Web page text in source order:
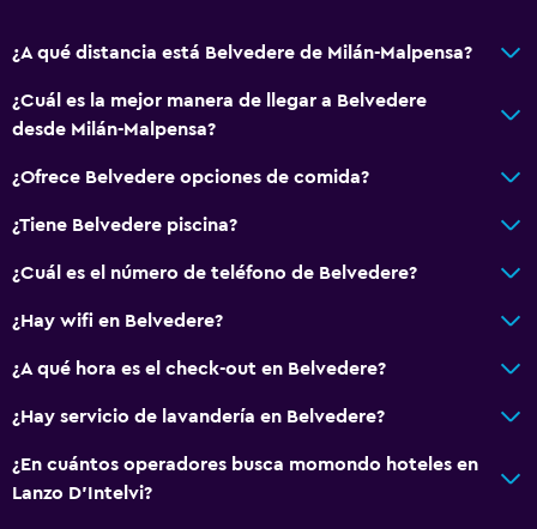
¿A qué distancia está Belvedere de Milán-Malpensa?
¿Cuál es la mejor manera de llegar a Belvedere
desde Milán-Malpensa?
¿Ofrece Belvedere opciones de comida?
¿Tiene Belvedere piscina?
¿Cuál es el número de teléfono de Belvedere?
¿Hay wifi en Belvedere?
¿A qué hora es el check-out en Belvedere?
¿Hay servicio de lavandería en Belvedere?
¿En cuántos operadores busca momondo hoteles en
Lanzo D'Intelvi?